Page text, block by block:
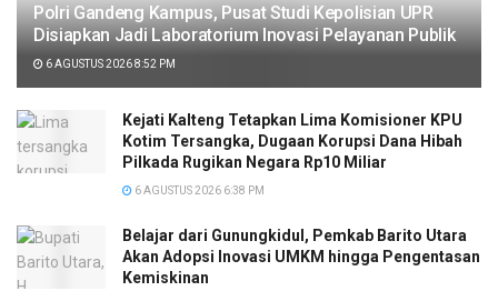
Polri Gandeng Kampus, Pusat Studi Kepolisian UPR
Disiapkan Jadi Laboratorium Inovasi Pelayanan Publik
6 AGUSTUS 2026 8:52 PM
Kejati Kalteng Tetapkan Lima Komisioner KPU
Kotim Tersangka, Dugaan Korupsi Dana Hibah
Pilkada Rugikan Negara Rp10 Miliar
6 AGUSTUS 2026 6:38 PM
Belajar dari Gunungkidul, Pemkab Barito Utara
Akan Adopsi Inovasi UMKM hingga Pengentasan
Kemiskinan